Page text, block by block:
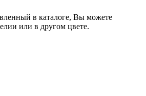
в каталоге, Вы можете
или в другом цвете.